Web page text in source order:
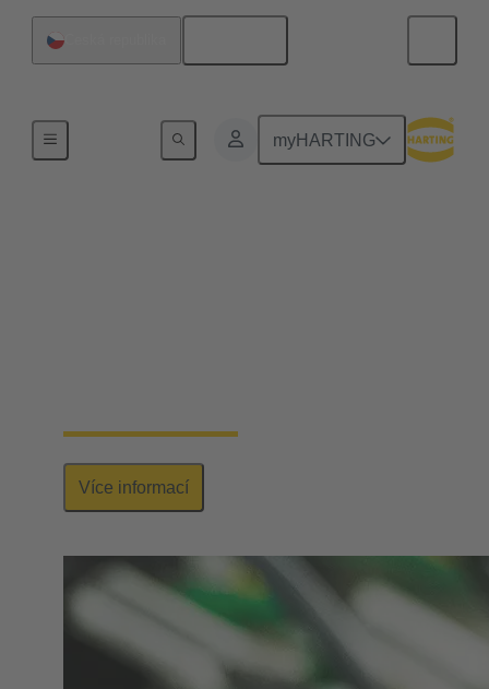
myHARTING
Více informací